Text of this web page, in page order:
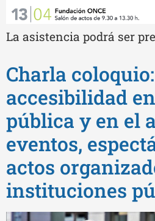
La asistencia podrá ser
Charla coloquio:
accesibilidad
pública y en el
eventos,
actos
instituciones